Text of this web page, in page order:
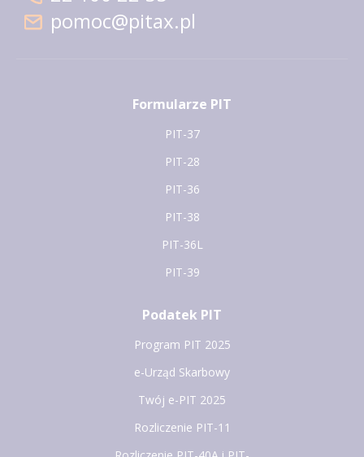
pomoc@pitax.pl
Formularze PIT
PIT-37
PIT-28
PIT-36
PIT-38
PIT-36L
PIT-39
Podatek PIT
Program PIT 2025
e-Urząd Skarbowy
Twój e-PIT 2025
Rozliczenie PIT-11